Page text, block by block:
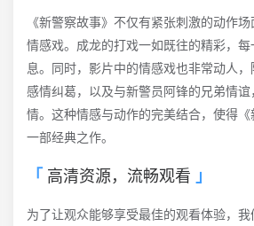
《新警察故事》不仅有紧张刺激的动作
情感戏。成龙的打戏一如既往的精彩，
息。同时，影片中的情感戏也非常动人
感情纠葛，以及与新警员阿锋的兄弟情
情。这种情感与动作的完美结合，使得
一部经典之作。
高清资源，流畅观看
为了让观众能够享受最佳的观看体验，